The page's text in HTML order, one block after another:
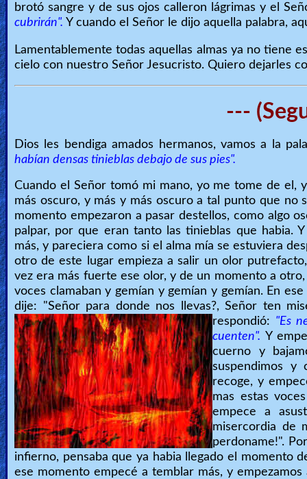
brotó sangre y de sus ojos calleron lágrimas y el
cubrirán". Y cuando el Señor le dijo aquella palabra,
Lamentablemente todas aquellas almas ya no tiene
cielo con nuestro Señor Jesucristo. Quiero dejarles
---
Dios les bendiga amados hermanos, vamos a la
habían densas tinieblas debajo de sus pies".
Cuando el Señor tomó mi mano, yo me tome de el,
más oscuro, y más y más oscuro a tal punto que no
momento empezaron a pasar destellos, como algo
palpar, por que eran tanto las tinieblas que habia.
más, y pareciera como si el alma mía se estuviera
otro de este lugar empieza a salir un olor
vez era más fuerte ese olor, y de un momento a
voces clamaban y gemían y gemían y gemían. En
dije: "Señor para donde nos llevas?, Señor ten
respondió: "Es
cuenten". Y
cuerno y
suspendimos y
recoge, y
mas estas
empece a
misercordia de
perdoname!".
infierno, pensaba que ya habia llegado el momento
ese momento empecé a temblar más, y